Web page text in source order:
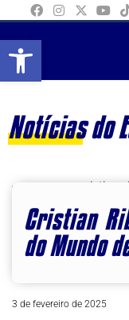
Abrir a
Notícias do
Cristian
do Mundo
3 de fevereiro de 2025